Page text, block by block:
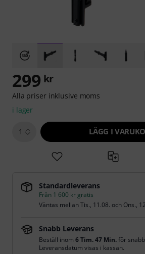
299 kr
Alla priser inklusive moms
i lager
1 LÄGG I
Standardleverans
Från 1 600 kr gratis
Väntas mellanTis., 11.08. och Ons.,
Snabb Leverans
Beställ inom 6 Tim. 47 Min.för
Leveransdatum visas i kassan.